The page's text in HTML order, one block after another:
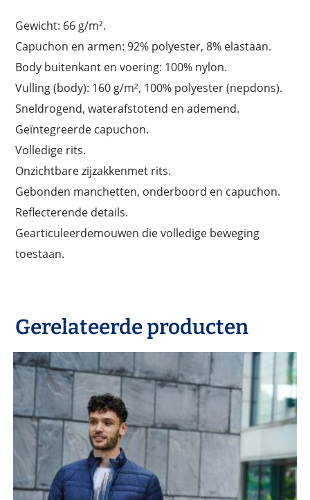
Gewicht: 66 g/m².
Capuchon en armen: 92% polyester, 8% elastaan.
Body buitenkant en voering: 100% nylon.
Vulling (body): 160 g/m², 100% polyester (nepdons).
Sneldrogend, waterafstotend en ademend.
Geïntegreerde capuchon.
Volledige rits.
Onzichtbare zijzakkenmet rits.
Gebonden manchetten, onderboord en capuchon.
Reflecterende details.
Gearticuleerdemouwen die volledige beweging
toestaan.
Gerelateerde producten